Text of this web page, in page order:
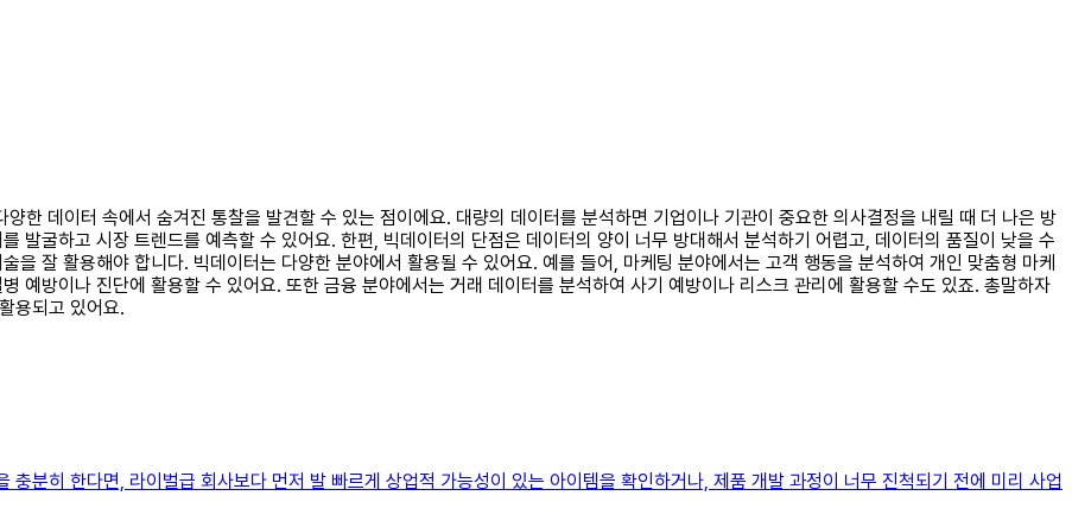
한 데이터 속에서 숨겨진 통찰을 발견할 수 있는 점이에요. 대량의 데이터를 분석하면 기업이나 기관이 중요한 의사결정을 내릴 때 더 나은 방
발굴하고 시장 트렌드를 예측할 수 있어요. 한편, 빅데이터의 단점은 데이터의 양이 너무 방대해서 분석하기 어렵고, 데이터의 품질이 낮을 수
을 잘 활용해야 합니다. 빅데이터는 다양한 분야에서 활용될 수 있어요. 예를 들어, 마케팅 분야에서는 고객 행동을 분석하여 개인 맞춤형 마케
예방이나 진단에 활용할 수 있어요. 또한 금융 분야에서는 거래 데이터를 분석하여 사기 예방이나 리스크 관리에 활용할 수도 있죠. 총말하자
용되고 있어요.
분히 한다면, 라이벌급 회사보다 먼저 발 빠르게 상업적 가능성이 있는 아이템을 확인하거나, 제품 개발 과정이 너무 진척되기 전에 미리 사업